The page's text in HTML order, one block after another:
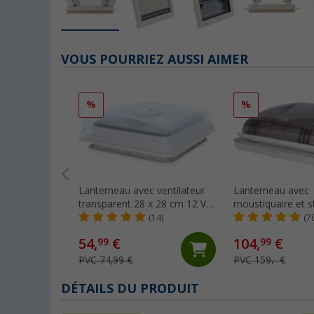
VOUS POURRIEZ AUSSI AIMER
%
Lanterneau avec ventilateur
transparent 28 x 28 cm 12 V
Turbo Vent Berger
(14)
54,99 €
PVC 74,99 €
%
Lanterneau avec
moustiquaire et
occultant 40 x 40
104,99 €
PVC 159,- €
DÉTAILS DU PRODUIT